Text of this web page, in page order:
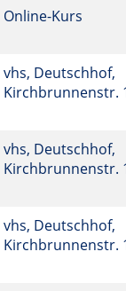
Online-Kurs
vhs, Deutschhof,
Kirchbrunnenstr.
vhs, Deutschhof,
Kirchbrunnenstr.
vhs, Deutschhof,
Kirchbrunnenstr.